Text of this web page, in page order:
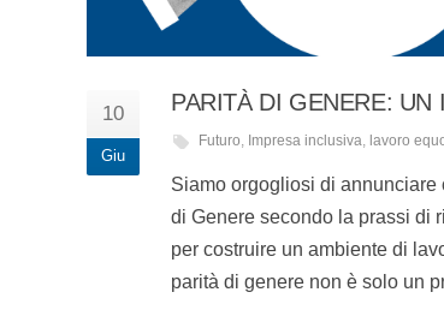
10
Giu
PARITÀ DI GENERE:
Futuro, Impresa inclusiva, lavoro
Siamo orgogliosi di annunciare
di Genere secondo la prassi di
per costruire un ambiente di
parità di genere non è solo un